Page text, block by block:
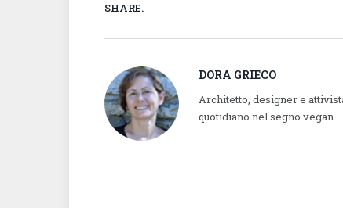
SHARE.
DORA GRIECO
Architetto, designer e
quotidiano nel segno vegan.